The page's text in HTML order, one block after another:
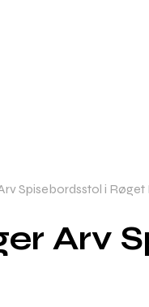
Spisebordsstol i
Arv